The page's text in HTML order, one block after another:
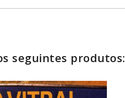
seguintes produtos: